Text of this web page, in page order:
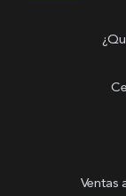
Ventas